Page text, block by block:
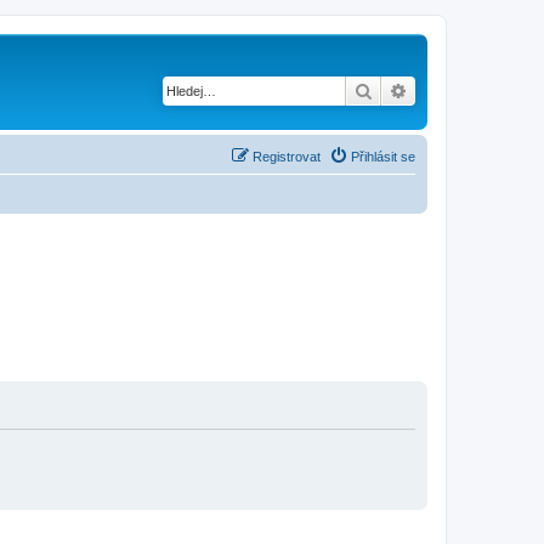
Hledat
Přihlásit se
Registrovat